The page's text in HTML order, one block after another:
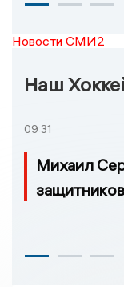
Новости СМИ2
Наш
09:31
Михаил